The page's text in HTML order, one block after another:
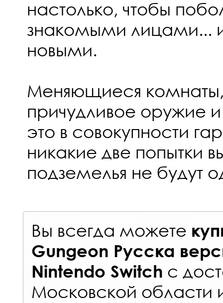
настолько, чтобы
знакомыми лицами...
новыми.
Меняющиеся
причудливое оружие
это в совокупности
никакие две попытки
подземелья не будут
Вы всегда можете
Gungeon Русска
Nintendo Switch с
Московской области